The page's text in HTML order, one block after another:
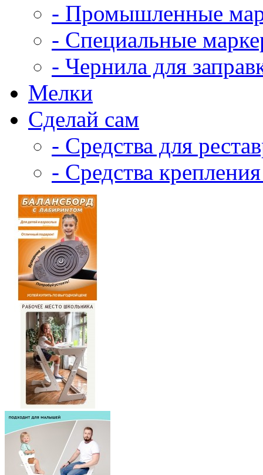
- Промышленные
- Специальные
- Чернила для
Мелки
Сделай сам
- Средства для
- Средства